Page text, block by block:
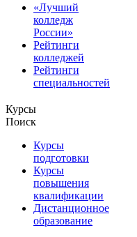
«Лучший
колледж
России»
Рейтинги
колледжей
Рейтинги
специальностей
Курсы
Поиск
Курсы
подготовки
Курсы
повышения
квалификации
Дистанционное
образование